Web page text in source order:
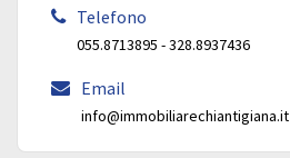
Telefono
055.8713895 - 328.8937436
Email
info@immobiliarechiantigiana.it